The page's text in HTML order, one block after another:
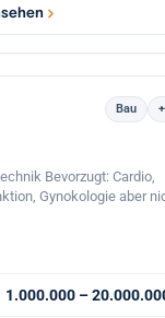
von
von
Bau
Bevorzugt: Cardio,
Gynokologie aber
1.000.000 –